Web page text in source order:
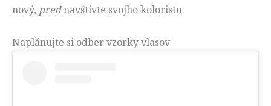
nový, prednavštívte svojho koloristu.
Naplánujte si odber vzorky vlasov